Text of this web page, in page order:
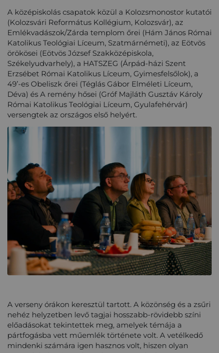
A középiskolás csapatok közül a Kolozsmonostor kutatói
(Kolozsvári Református Kollégium, Kolozsvár), az
Emlékvadászok/Zárda templom őrei (Hám János Római
Katolikus Teológiai Líceum, Szatmárnémeti), az Eötvös
örökösei (Eötvös József Szakközépiskola,
Székelyudvarhely), a HATSZEG (Árpád-házi Szent
Erzsébet Római Katolikus Líceum, Gyimesfelsőlok), a
49’-es Obeliszk őrei (Téglás Gábor Elméleti Líceum,
Déva) és A remény hősei (Gróf Majláth Gusztáv Károly
Római Katolikus Teológiai Líceum, Gyulafehérvár)
versengtek az országos első helyért.
A verseny órákon keresztül tartott. A közönség és a zsűri
nehéz helyzetben levő tagjai hosszabb-rövidebb színi
előadásokat tekintettek meg, amelyek témája a
pártfogásba vett műemlék története volt. A vetélkedő
mindenki számára igen hasznos volt, hiszen olyan